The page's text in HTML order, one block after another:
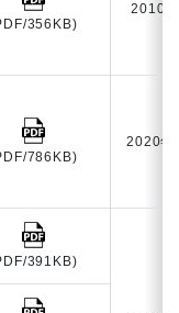
356KB)
2010
786KB)
2020年
391KB)